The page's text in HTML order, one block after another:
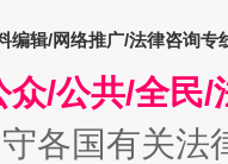
编辑/网络推广/法律咨询专
众/公共/全民
各国有关法